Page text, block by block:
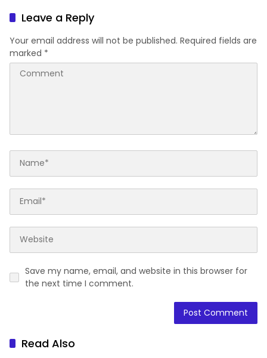
Leave a Reply
Your email address will not be published. Required fields are
marked *
Save my name, email, and website in this browser for
the next time I comment.
Read Also